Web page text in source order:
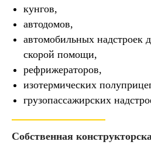
кунгов,
автодомов,
автомобильных
скорой помощи,
рефрижераторов,
изотермических
грузопассажирских
Собственная